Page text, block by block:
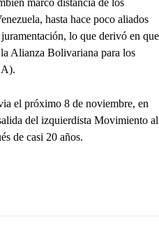
marcó distancia de los
hasta hace poco aliados
lo que derivó en que
Alianza Bolivariana para los
el próximo 8 de noviembre, en
del izquierdista Movimiento al
de casi 20 años.